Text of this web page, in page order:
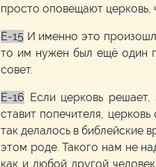
просто оповещают церковь,
E-15 И именно это
то им нужен был ещё один
совет.
E-16 Если церковь
ставит попечителя,
так делалось в библейские
этом роде. Такого нам не
как и любой другой